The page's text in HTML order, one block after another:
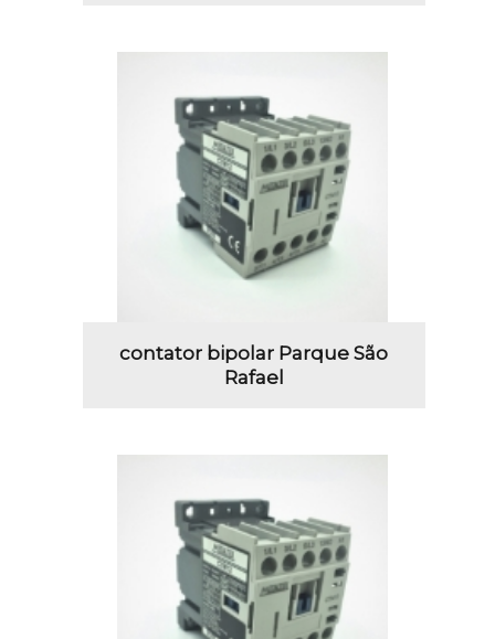
contator bipolar Parque São
Rafael